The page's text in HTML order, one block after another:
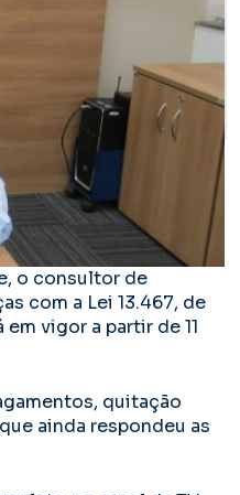
o consultor de
com a Lei 13.467, de
vigor a partir de 11
quitação
ainda respondeu as